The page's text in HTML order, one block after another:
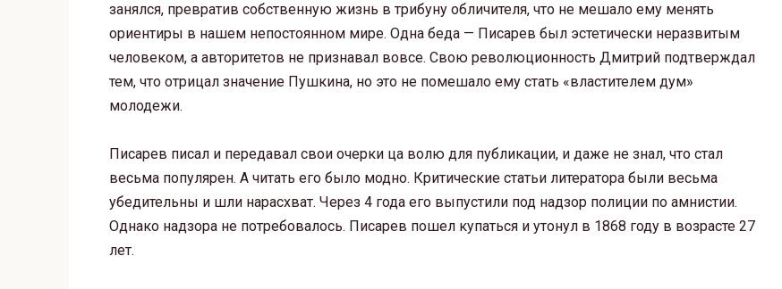
занялся, превратив собственную жизнь в трибуну обличителя, что не мешало ему менять
ориентиры в нашем непостоянном мире. Одна беда — Писарев был эстетически неразвитым
человеком, а авторитетов не признавал вовсе. Свою революционность Дмитрий подтверждал
тем, что отрицал значение Пушкина, но это не помешало ему стать «властителем дум»
молодежи.
Писарев писал и передавал свои очерки ца волю для публикации, и даже не знал, что стал
весьма популярен. А читать его было модно. Критические статьи литератора были весьма
убедительны и шли нарасхват. Через 4 года его выпустили под надзор полиции по амнистии.
Однако надзора не потребовалось. Писарев пошел купаться и утонул в 1868 году в возрасте 27
лет.